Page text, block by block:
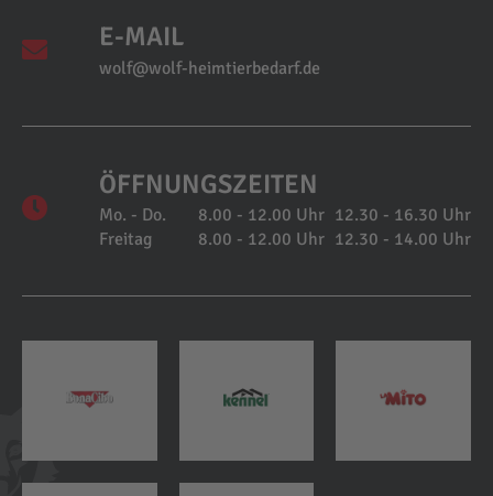
E-MAIL
wolf@wolf-heimtierbedarf.de
ÖFFNUNGSZEITEN
Mo. - Do. 8.00 - 12.00 Uhr 12.30 - 16.30 Uhr
Freitag
8.00 - 12.00 Uhr 12.30 - 14.00 Uhr